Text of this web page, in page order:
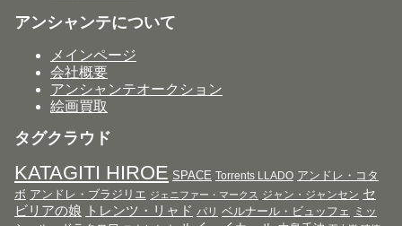
アンシャンテについて
メインページ
会社概要
アンシャンテオークション
絵画買取
タグクラウド
KATAGITI HIROE SPACE Torrents LLADO アンドレ・コタ
ボ アンドレ・ブラジリエ ジェニファー・マークス ジャン・ジャンセン セ
ビリアの娘
トレンツ・リャド パリ ベルナール・ビュッフェ ミッ